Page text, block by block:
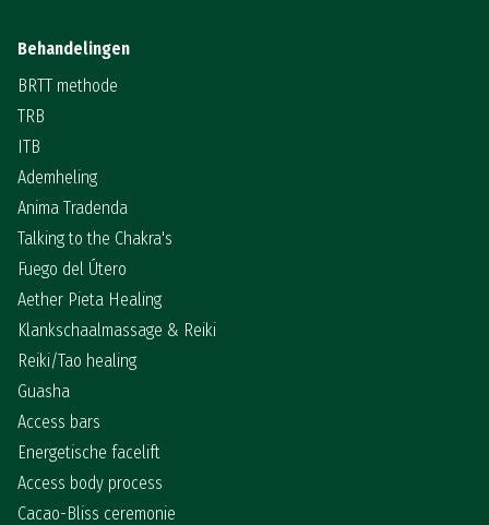
Behandelingen
BRTT methode
TRB
ITB
Ademheling
Anima Tradenda
Talking to the Chakra's
Fuego del Útero
Aether Pieta Healing
Klankschaalmassage & Reiki
Reiki/Tao healing
Guasha
Access bars
Energetische facelift
Access body process
Cacao-Bliss ceremonie